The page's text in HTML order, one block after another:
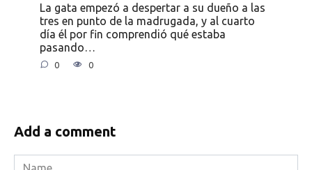
La gata empezó a despertar a su dueño a las
tres en punto de la madrugada, y al cuarto
día él por fin comprendió qué estaba
pasando…
0 0
Add a comment
Name